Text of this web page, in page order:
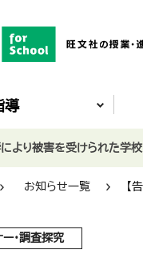
導
お知らせ一覧 【
ー・調査探究
り被害を受けられた学校